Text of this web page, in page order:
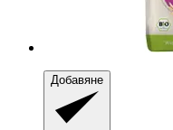
Добавяне